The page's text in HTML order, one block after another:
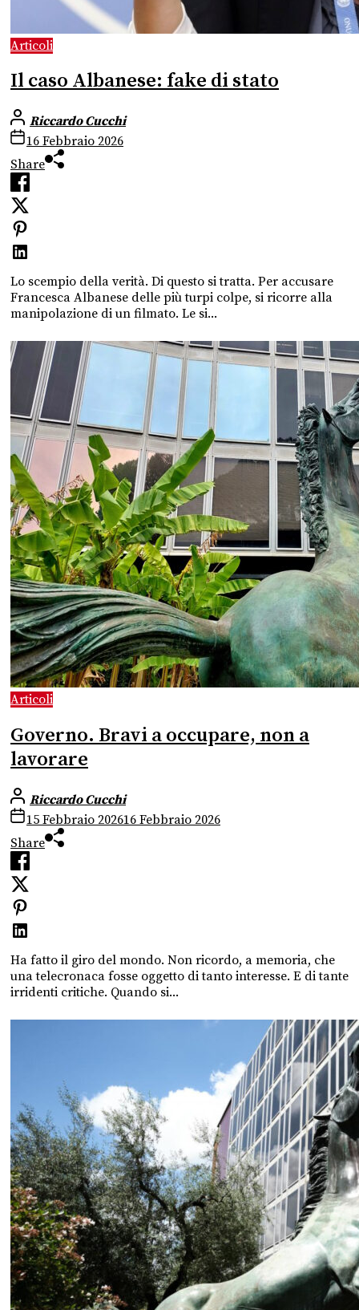
Articoli
Il caso Albanese: fake di stato
Riccardo Cucchi
16 Febbraio 2026
Share
Lo scempio della verità. Di questo si tratta. Per accusare
Francesca Albanese delle più turpi colpe, si ricorre alla
manipolazione di un filmato. Le si...
Articoli
Governo. Bravi a occupare, non a
lavorare
Riccardo Cucchi
15 Febbraio 202616 Febbraio 2026
Share
Ha fatto il giro del mondo. Non ricordo, a memoria, che
una telecronaca fosse oggetto di tanto interesse. E di tante
irridenti critiche. Quando si...